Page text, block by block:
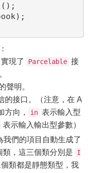
現了 Parcelable 接
聲明。
的接口。（注意，在 A
方向，
in 表示輸入型
表示輸入輸出型參數）
們的項目自動生成了
，這三個類分別是
I
個類都是靜態類型，我